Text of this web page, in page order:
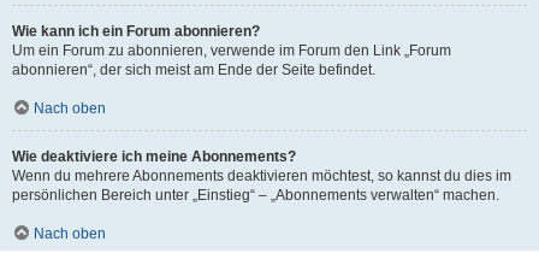
Wie kann ich ein Forum abonnieren?
Um ein Forum zu abonnieren, verwende im Forum den Link „Forum
abonnieren“, der sich meist am Ende der Seite befindet.
Nach oben
Wie deaktiviere ich meine Abonnements?
Wenn du mehrere Abonnements deaktivieren möchtest, so kannst du dies im
persönlichen Bereich unter „Einstieg“ – „Abonnements verwalten“ machen.
Nach oben